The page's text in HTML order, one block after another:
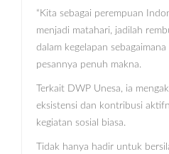
“Kita sebagai perempuan
menjadi matahari, jadilah
dalam kegelapan
pesannya penuh makna.
Terkait DWP Unesa, ia
eksistensi dan kontribusi
kegiatan sosial biasa.
Tidak hanya hadir untuk